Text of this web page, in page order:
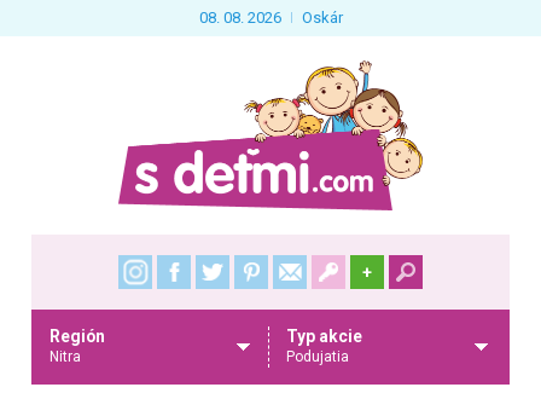
08. 08. 2026 Oskár
+
Región
Nitra
Typ akcie
Podujatia